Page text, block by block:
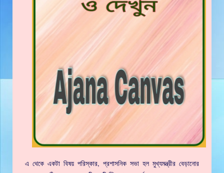
এ থেকে একটা বিষয় পরিস্কার, প্রশাসনিক সভা হল মুখ্যমন্ত্রীর বেড়ানোর